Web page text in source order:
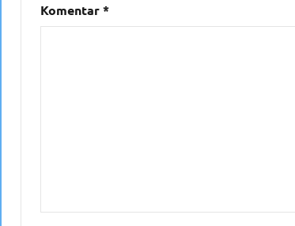
Komentar*